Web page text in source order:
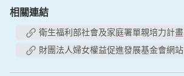
相關連結
衛生福利部社會及家庭署單親培力計畫
財團法人婦女權益促進發展基金會網站